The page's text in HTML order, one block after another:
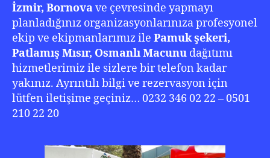
İzmir, Bornovave çevresinde yapmayı
planladığınız organizasyonlarınıza profesyonel
ekip ve ekipmanlarımız ile Pamuk şekeri,
Patlamış Mısır, Osmanlı Macunu dağıtımı
hizmetlerimiz ile sizlere bir telefon kadar
yakınız. Ayrıntılı bilgi ve rezervasyon için
lütfen iletişime geçiniz… 0232 346 02 22 – 0501
210 22 20